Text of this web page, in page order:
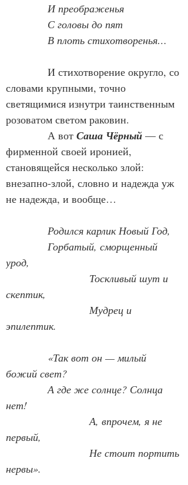
И преображенья
С головы до пят
В плоть стихотворенья…
И стихотворение округло, со
словами крупными, точно
светящимися изнутри таинственным
розоватом светом раковин.
А вот Саша Чёрный — с
фирменной своей иронией,
становящейся несколько злой:
внезапно-злой, словно и надежда уж
не надежда, и вообще…
Родился карлик Новый Год,
Горбатый, сморщенный
урод,
Тоскливый шут и
скептик,
Мудрец и
эпилептик.
«Так вот он — милый
божий свет?
А где же солнце? Солнца
нет!
А, впрочем, я не
первый,
Не стоит портить
нервы».